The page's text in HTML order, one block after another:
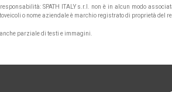
SPATH ITALY s.r.l. non è in alcun modo
o nome aziendale è marchio registrato di proprietà del
parziale di testi e immagini.